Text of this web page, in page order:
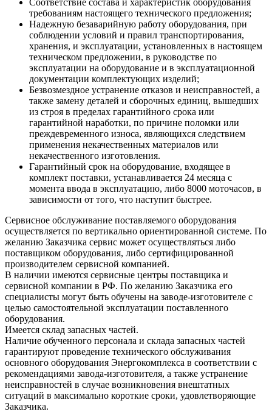
требованиям настоящего технического предложения;
Надежную безаварийную работу оборудования, при
соблюдении условий и правил транспортирования,
хранения, и эксплуатации, установленных в настоящем
техническом предложении, в руководстве по
эксплуатации на оборудование и в эксплуатационной
документации комплектующих изделий;
Безвозмездное устранение отказов и неисправностей, а
также замену деталей и сборочных единиц, вышедших
из строя в пределах гарантийного срока или
гарантийной наработки, по причине поломки или
преждевременного износа, являющихся следствием
применения некачественных материалов или
некачественного изготовления.
Гарантийный срок на оборудование, входящее в
комплект поставки, устанавливается 24 месяца с
момента ввода в эксплуатацию, либо 8000 моточасов, в
зависимости от того, что наступит быстрее.
Сервисное обслуживание поставляемого оборудования
осуществляется по вертикально ориентированной системе. По
желанию Заказчика сервис может осуществляться либо
поставщиком оборудования, либо сертифицированной
производителем сервисной компанией.
В наличии имеются сервисные центры поставщика и
сервисной компании в РФ. По желанию Заказчика его
специалисты могут быть обучены на заводе-изготовителе с
целью самостоятельной эксплуатации поставленного
оборудования.
Имеется склад запасных частей.
Наличие обученного персонала и склада запасных частей
гарантируют проведение технического обслуживания
основного оборудования Энергокомплекса в соответствии с
рекомендациями завода-изготовителя, а также устранение
неисправностей в случае возникновения внештатных
ситуаций в максимально короткие сроки, удовлетворяющие
Заказчика.